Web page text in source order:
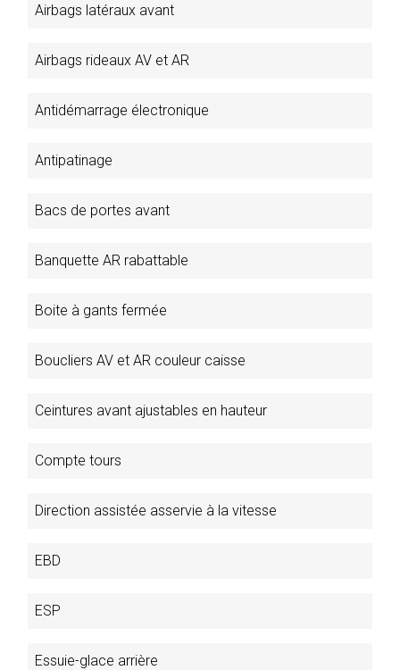
Airbags latéraux avant
Airbags rideaux AV et AR
Antidémarrage électronique
Antipatinage
Bacs de portes avant
Banquette AR rabattable
Boite à gants fermée
Boucliers AV et AR couleur caisse
Ceintures avant ajustables en hauteur
Compte tours
Direction assistée asservie à la vitesse
EBD
ESP
Essuie-glace arrière